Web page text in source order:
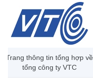
Trang thông tin tổng hợp về
tổng công ty VTC